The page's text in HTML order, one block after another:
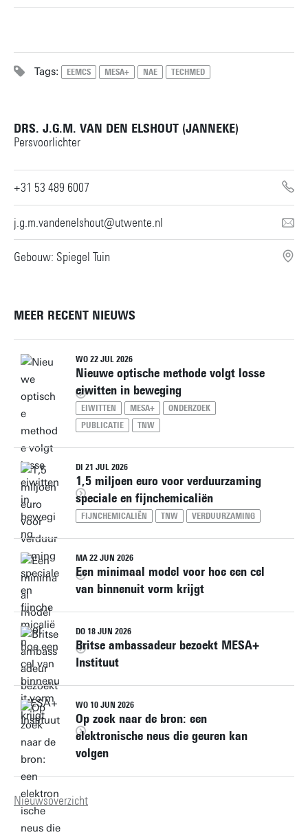
Persoonlijke pagina
Tags: EEMCS MESA+ NAE TECHMED
DRS. J.G.M. VAN DEN ELSHOUT (JANNEKE)
Persvoorlichter
+31 53 489 6007
j.g.m.vandenelshout@utwente.nl
Gebouw: Spiegel Tuin
MEER RECENT NIEUWS
WO 22 JUL 2026
Nieuwe optische methode volgt losse
eiwitten in beweging
EIWITTEN MESA+
ONDERZOEK
PUBLICATIE
TNW
DI 21 JUL 2026
1,5 miljoen euro voor verduurzaming
speciale en fijnchemicaliën
FIJNCHEMICALIËN TNW VERDUURZAMING
MA 22 JUN 2026
Een minimaal model voor hoe een cel
van binnenuit vorm krijgt
DO 18 JUN 2026
Britse ambassadeur bezoekt MESA+
Instituut
WO 10 JUN 2026
Op zoek naar de bron: een
elektronische neus die geuren kan
volgen
Nieuwsoverzicht